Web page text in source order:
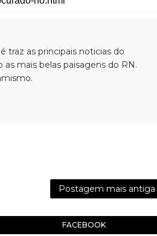
traz as principais noticias do
mais belas paisagens do RN.
Postagem mais antiga
FACEBOOK